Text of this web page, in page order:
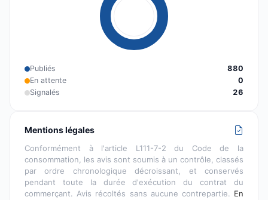
Publiés
880
En attente
0
Signalés
26
Mentions légales
Conformément à l'article L111-7-2 du Code de la
consommation, les avis sont soumis à un contrôle, classés
par ordre chronologique décroissant, et conservés
pendant toute la durée d'exécution du contrat du
commerçant. Avis récoltés sans aucune contrepartie. En